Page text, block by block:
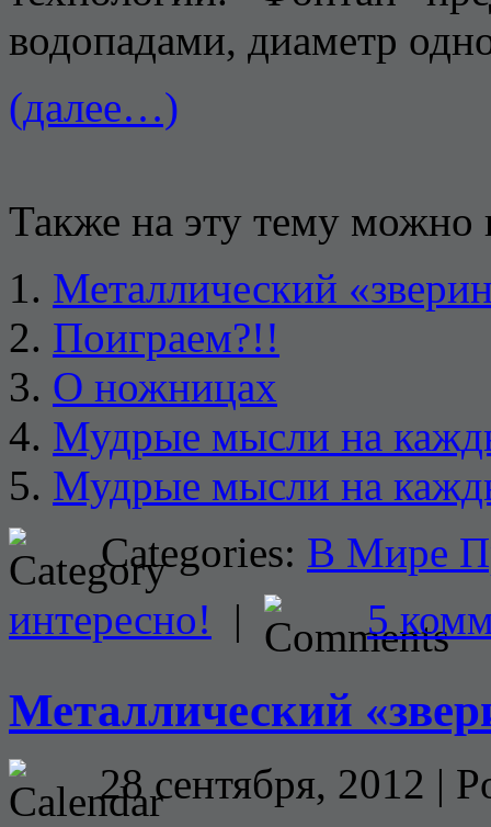
водопадами, диаметр
(далее…)
Также на эту тему можно
Металлический
Поиграем?!!
О ножницах
Мудрые мысли на
Мудрые мысли на
Categories: В Мире
интересно! | 5
Металлический
28 сентября, 2012 |